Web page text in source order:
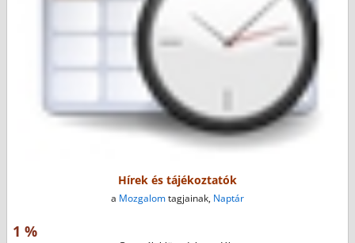
Hírek és tájékoztatók
a Mozgalomtagjainak, Naptár
1 %